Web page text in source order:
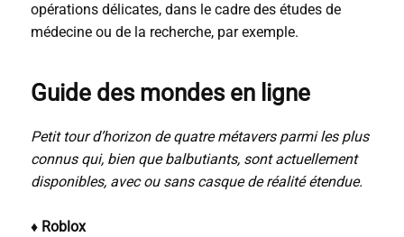
opérations délicates, dans le cadre des études de
médecine ou de la recherche, par exemple.
Guide des mondes en ligne
Petit tour d’horizon de quatre métavers parmi les plus
connus qui, bien que balbutiants, sont actuellement
disponibles, avec ou sans casque de réalité étendue.
♦ Roblox